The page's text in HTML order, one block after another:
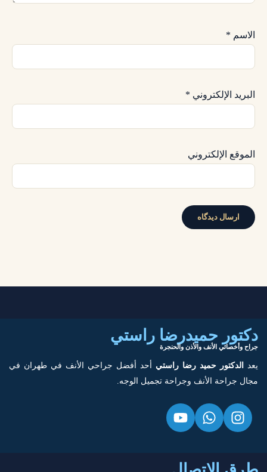
الاسم *
البريد الإلكتروني *
الموقع الإلكتروني
دكتور حميدرضا راستي
جراح وأخصائي الأنف والأذن والحنجرة
يعد الدكتور حميد رضا راستي
أحد أفضل جراحي الأنف في طهران في
مجال جراحة الأنف وجراحة تجميل الوجه.